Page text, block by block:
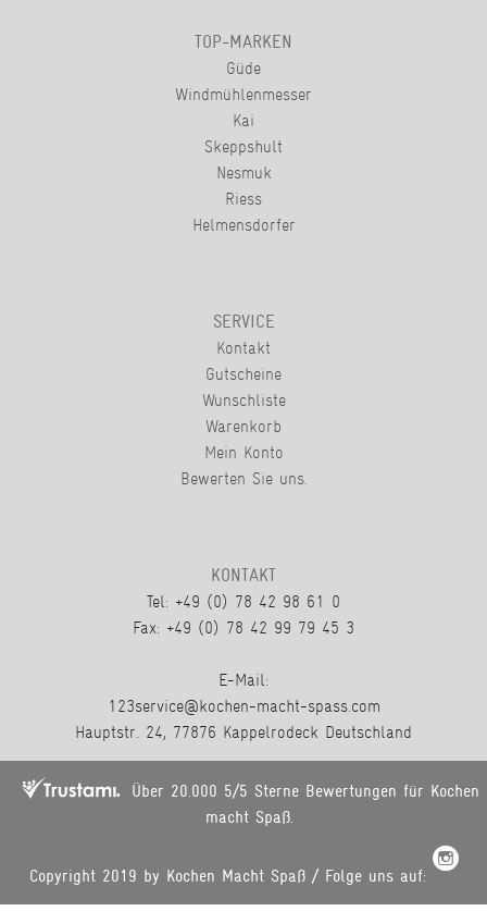
TOP-MARKEN
Güde
Windmühlenmesser
Kai
Skeppshult
Nesmuk
Riess
Helmensdorfer
SERVICE
Kontakt
Gutscheine
Wunschliste
Warenkorb
Mein Konto
Bewerten Sie uns.
KONTAKT
Tel: +49 (0) 78 42 98 61 0
Fax: +49 (0) 78 42 99 79 45 3
E-Mail:
123service@kochen-macht-spass.com
Hauptstr. 24, 77876 Kappelrodeck Deutschland
Über 20.000 5/5 Sterne Bewertungen für Kochen
macht Spaß.
Copyright 2019 by Kochen Macht Spaß / Folge uns auf: